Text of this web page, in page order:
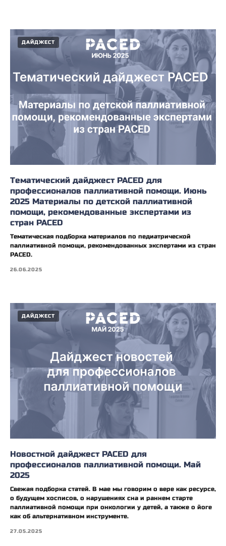
ДАЙДЖЕСТ
Тематический дайджест PACED для
профессионалов паллиативной помощи. Июнь
2025 Материалы по детской паллиативной
помощи, рекомендованные экспертами из
стран PACED
Тематическая подборка материалов по педиатрической
паллиативной помощи, рекомендованных экспертами из стран
PACED.
26.06.2025
ДАЙДЖЕСТ
Новостной дайджест PACED для
профессионалов паллиативной помощи. Май
2025
Свежая подборка статей. В мае мы говорим о вере как ресурсе,
о будущем хосписов, о нарушениях сна и раннем старте
паллиативной помощи при онкологии у детей, а также о йоге
как об альтернативном инструменте.
27.05.2025